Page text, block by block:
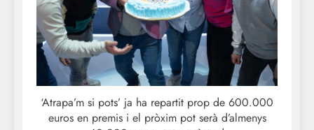
‘Atrapa’m si pots’ ja ha repartit prop de 600.000
euros en premis i el pròxim pot serà d’almenys